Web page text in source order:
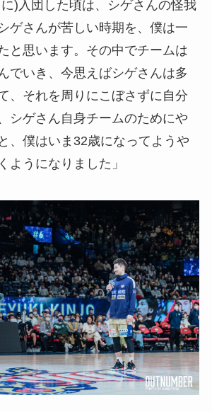
に)入団した頃は、シゲさんの怪我
ゲさんが苦しい時期を、僕は一
と思います。その中でチームは
でいき、今思えばシゲさんは多
、それを周りにこぼさずに自分
シゲさん自身チームのためにや
、僕はいま32歳になってようや
ようになりました」